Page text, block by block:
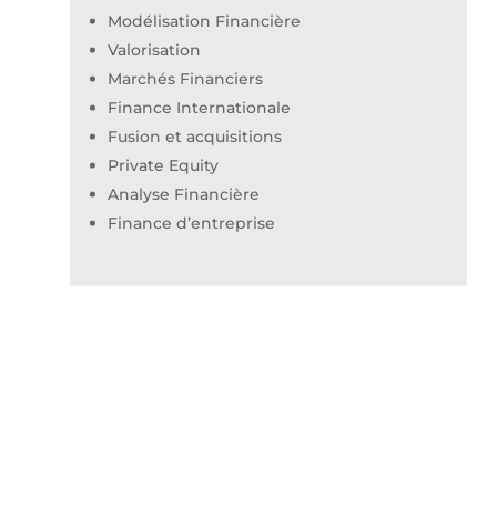
Modélisation Financière
Valorisation
Marchés Financiers
Finance Internationale
Fusion et acquisitions
Private Equity
Analyse Financière
Finance d’entreprise